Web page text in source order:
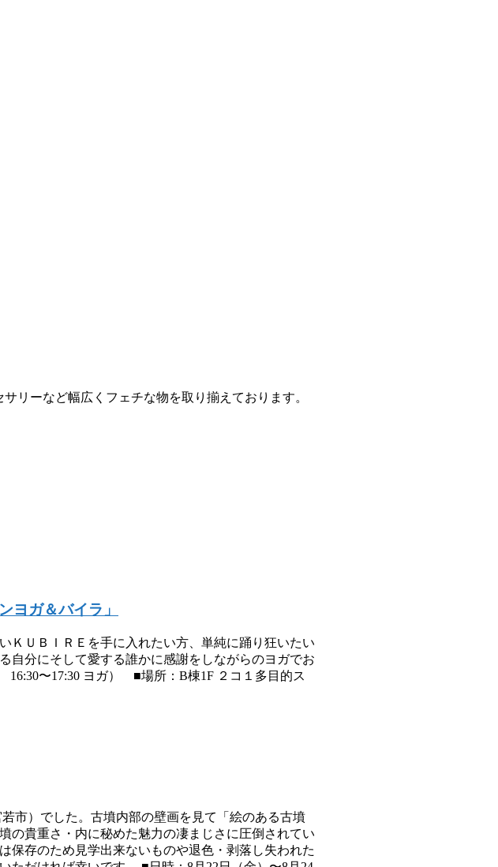
リーなど幅広くフェチな物を取り揃えております。
ヨガ＆バイラ」
ＫＵＢＩＲＥを手に入れたい方、単純に踊り狂いたい
自分にそして愛する誰かに感謝をしながらのヨガでお
〜17:30 ヨガ） ■場所：B棟1F ２コ１多目的ス
市）でした。古墳内部の壁画を見て「絵のある古墳
の貴重さ・内に秘めた魅力の凄まじさに圧倒されてい
保存のため見学出来ないものや退色・剥落し失われた